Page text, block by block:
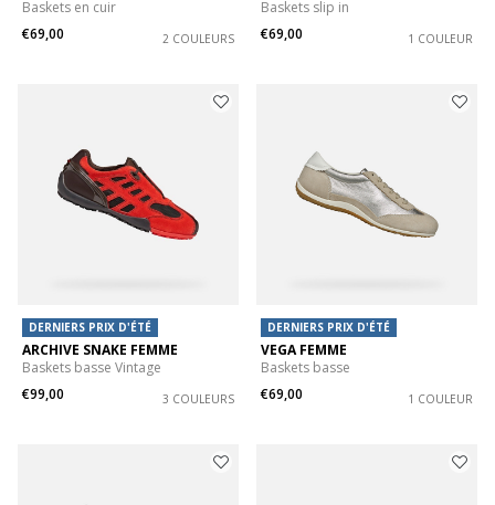
Baskets en cuir
€69,00
2 COULEURS
Baskets slip in
€69,00
1 COULEUR
DERNIERS PRIX D'ÉTÉ
ARCHIVE SNAKE FEMME
Baskets basse Vintage
€99,00
3 COULEURS
DERNIERS PRIX D'ÉTÉ
VEGA FEMME
Baskets basse
€69,00
1 COULEUR